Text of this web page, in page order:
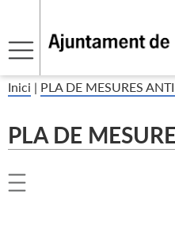
Inici | PLA DE MESURES
PLA DE